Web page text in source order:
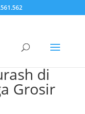
di
Grosir